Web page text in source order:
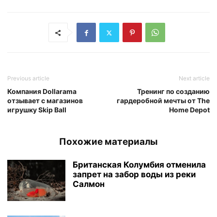
Previous article
Компания Dollarama
отзывает с магазинов
игрушку Skip Ball
Next article
Тренинг по созданию
гардеробной мечты от The
Home Depot
Похожие материалы
Британская Колумбия отменила
запрет на забор воды из реки
Салмон